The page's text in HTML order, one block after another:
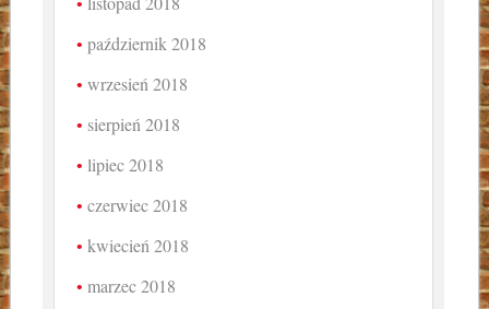
październik 2018
wrzesień 2018
sierpień 2018
lipiec 2018
czerwiec 2018
kwiecień 2018
marzec 2018